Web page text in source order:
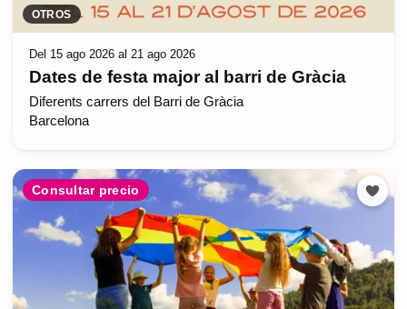
OTROS
Del 15 ago 2026 al 21 ago 2026
Dates de festa major al barri de Gràcia
Diferents carrers del Barri de Gràcia
Barcelona
Consultar precio